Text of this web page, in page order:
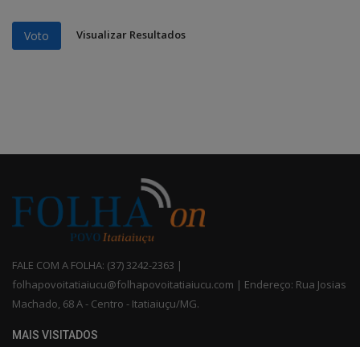
Voto Visualizar Resultados
FALE COM A FOLHA: (37) 3242-2363 |
folhapovoitatiaiucu@folhapovoitatiaiucu.com | Endereço: Rua Josias
Machado, 68 A - Centro - Itatiaiuçu/MG.
MAIS VISITADOS